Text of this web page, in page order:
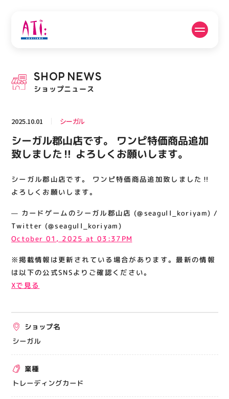
PICK UP NEWS
ピックアップニュース
フロアガイド 営業時間
ACCESS
アクセス・駐車場
RECRUIT
関連情報
お知らせ
お問い合わせ
プライバシーポリシー
運営会社
出店をご検討の方へ
テナント出店募集
SHOP NEWS
ショップニュース
2025.10.01 シーガル
シーガル郡山店です。 ワンピ特価商品追加
致しました‼️ よろしくお願いします。
シーガル郡山店です。 ワンピ特価商品追加致しました‼️
よろしくお願いします。
— カードゲームのシーガル郡山店 (@seagull_koriyam) /
Twitter (@seagull_koriyam)
October 01, 2025 at 03:37PM
※掲載情報は更新されている場合があります。最新の情報
は以下の公式SNSよりご確認ください。
Xで見る
ショップ名
シーガル
業種
トレーディングカード